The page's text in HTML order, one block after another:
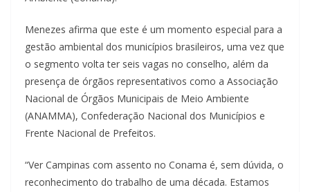
Menezes afirma que este é um momento especial para a
gestão ambiental dos municípios brasileiros, uma vez que
o segmento volta ter seis vagas no conselho, além da
presença de órgãos representativos como a Associação
Nacional de Órgãos Municipais de Meio Ambiente
(ANAMMA), Confederação Nacional dos Municípios e
Frente Nacional de Prefeitos.
“Ver Campinas com assento no Conama é, sem dúvida, o
reconhecimento do trabalho de uma década. Estamos